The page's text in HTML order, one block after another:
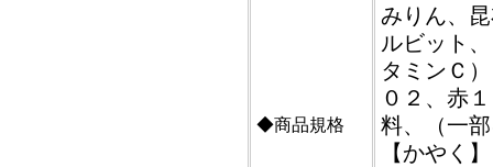
◆商品規格
みりん、
ルビット
タミンＣ
０２、赤
料、（一
【かやく】